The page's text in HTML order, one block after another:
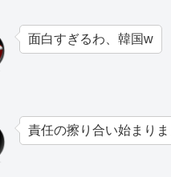
面白すぎるわ、韓国w
責任の擦り合い始まりま